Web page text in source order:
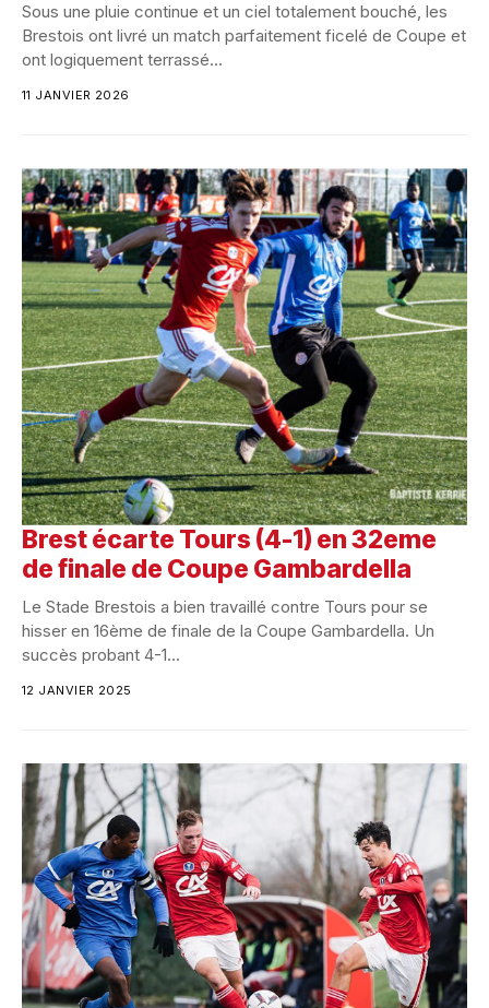
Sous une pluie continue et un ciel totalement bouché, les
Brestois ont livré un match parfaitement ficelé de Coupe et
ont logiquement terrassé...
11 JANVIER 2026
Brest écarte Tours (4-1) en 32eme
de finale de Coupe Gambardella
Le Stade Brestois a bien travaillé contre Tours pour se
hisser en 16ème de finale de la Coupe Gambardella. Un
succès probant 4-1...
12 JANVIER 2025